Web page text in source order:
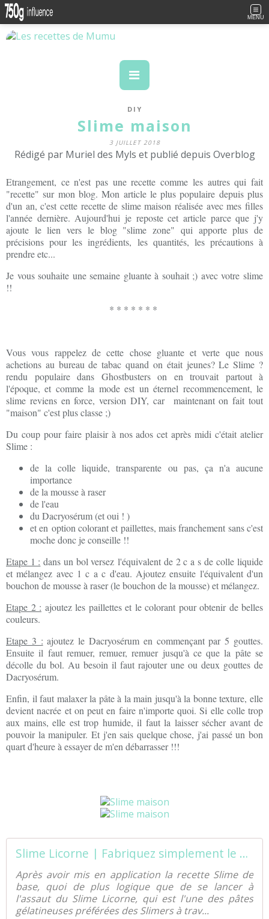
MENU
DIY
Slime maison
3 JUILLET 2018
Rédigé par Muriel des Myls et publié depuis Overblog
Etrangement, ce n'est pas une recette comme les autres qui fait
"recette" sur mon blog. Mon article le plus populaire depuis plus
d'un an, c'est cette recette de slime maison réalisée avec mes filles
l'année dernière. Aujourd'hui je reposte cet article parce que j'y
ajoute le lien vers le blog "slime zone" qui apporte plus de
précisions pour les ingrédients, les quantités, les précautions à
prendre etc...
Je vous souhaite une semaine gluante à souhait ;) avec votre slime
!!
* * * * * * *
Vous vous rappelez de cette chose gluante et verte que nous
achetions au bureau de tabac quand on était jeunes? Le Slime ?
rendu populaire dans Ghostbusters on en trouvait partout à
l'époque, et comme la mode est un éternel recommencement, le
slime reviens en force, version DIY, car maintenant on fait tout
"maison" c'est plus classe ;)
Du coup pour faire plaisir à nos ados cet après midi c'était atelier
Slime :
de la colle liquide, transparente ou pas, ça n'a aucune
importance
de la mousse à raser
de l'eau
du Dacryosérum (et oui ! )
et en option colorant et paillettes, mais franchement sans c'est
moche donc je conseille !!
Etape 1 : dans un bol versez l'équivalent de 2 c a s de colle liquide
et mélangez avec 1 c a c d'eau. Ajoutez ensuite l'équivalent d'un
bouchon de mousse à raser (le bouchon de la mousse) et mélangez.
Etape 2 : ajoutez les paillettes et le colorant pour obtenir de belles
couleurs.
Etape 3 : ajoutez le Dacryosérum en commençant par 5 gouttes.
Ensuite il faut remuer, remuer, remuer jusqu'à ce que la pâte se
décolle du bol. Au besoin il faut rajouter une ou deux gouttes de
Dacryosérum.
Enfin, il faut malaxer la pâte à la main jusqu'à la bonne texture, elle
devient nacrée et on peut en faire n'importe quoi. Si elle colle trop
aux mains, elle est trop humide, il faut la laisser sécher avant de
pouvoir la manipuler. Et j'en sais quelque chose, j'ai passé un bon
quart d'heure à essayer de m'en débarrasser !!!
Slime Licorne | Fabriquez simplement le Slime le plus populaire
Après avoir mis en application la recette Slime de
base, quoi de plus logique que de se lancer à
l'assaut du Slime Licorne, qui est l'une des pâtes
gélatineuses préférées des Slimers à trav...